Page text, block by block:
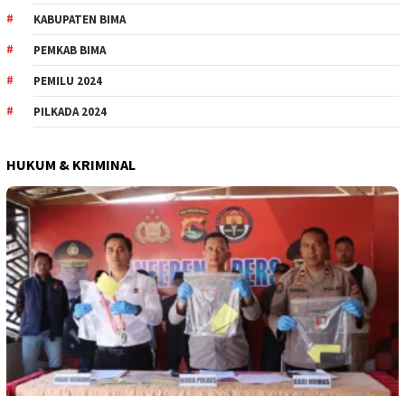
KABUPATEN BIMA
PEMKAB BIMA
PEMILU 2024
PILKADA 2024
HUKUM & KRIMINAL